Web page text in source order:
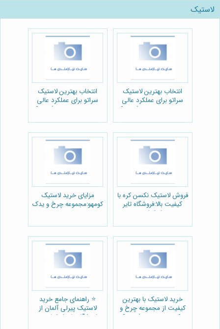
لاستیک
انتخاب بهترین لاستیک
سراتو برای عملکرد عالی
خودرو:مجموعه چرخ و یدک
انتخاب بهترین لاستیک
سراتو برای عملکرد عالی
خودرو:مجموعه چرخ و یدک
فروش لاستیک نکسن کره با
کیفیت بالا:فروشگاه تایر
ایرانیان
مزایای خرید لاستیک
کومهو:مجموعه چرخ و یدک
خرید لاستیک با بهترین
کیفیت از مجموعه چرخ و
یدک:مجموعه چرخ و یدک
⭐️ راهنمای جامع خرید
لاستیک پیرلی آلمان از
فروشگاه تایر ایرانیان 🚗